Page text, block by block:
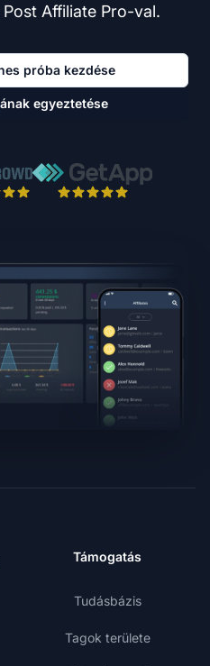
Affiliate Pro-val.
próba kezdése
egyeztetése
Támogatás
Tudásbázis
Tagok területe